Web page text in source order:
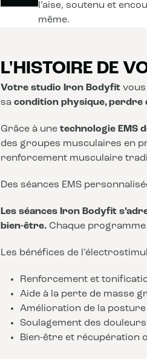
l’aise, soutenu et
même.
L'HISTOIRE DE
Votre studio Iron Bodyfit vous
sa condition physique, perdre
Grâce à une technologie EMS
des groupes musculaires en
renforcement musculaire
Des séances EMS
Les séances Iron Bodyfit
bien-être. Chaque
Les bénéfices de
Renforcement et
Aide à la perte de masse
Amélioration de la posture
Soulagement des
Bien-être et récupération